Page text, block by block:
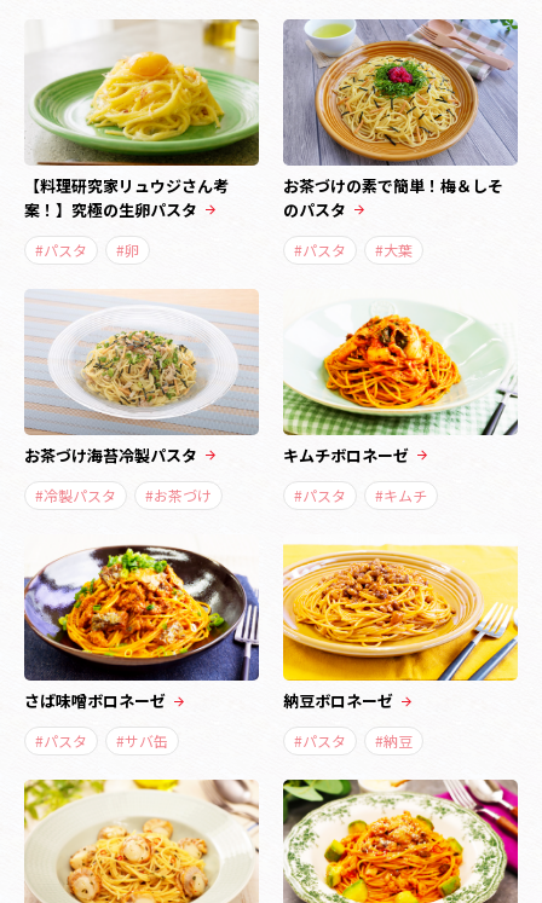
【料理研究家リュウジさん考
案！】究極の生卵パスタ
#パスタ #卵
お茶づけの素で簡単！梅＆しそ
のパスタ
#パスタ #大葉
お茶づけ海苔冷製パスタ
#冷製パスタ #お茶づけ
キムチボロネーゼ
#パスタ #キムチ
さば味噌ボロネーゼ
#パスタ #サバ缶
納豆ボロネーゼ
#パスタ #納豆